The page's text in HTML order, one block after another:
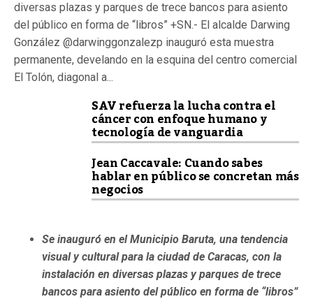
diversas plazas y parques de trece bancos para asiento
del público en forma de “libros” +SN.- El alcalde Darwing
González @darwinggonzalezp inauguró esta muestra
permanente, develando en la esquina del centro comercial
El Tolón, diagonal a...
SAV refuerza la lucha contra el
cáncer con enfoque humano y
tecnología de vanguardia
Jean Caccavale: Cuando sabes
hablar en público se concretan más
negocios
Se inauguró en el Municipio Baruta, una tendencia
visual y cultural para la ciudad de Caracas, con la
instalación en diversas plazas y parques de trece
bancos para asiento del público en forma de “libros”